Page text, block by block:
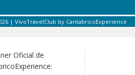
| VivoTravelClub by CantabricoExperience
Oficial de